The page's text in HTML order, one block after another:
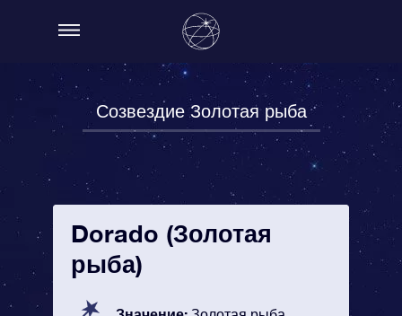
Созвездие Золотая рыба
Dorado (Золотая
рыба)